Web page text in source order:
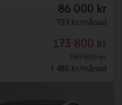
86 000 kr
733 kr/månad
173 800 kr
189 800 kr
1 480 kr/månad